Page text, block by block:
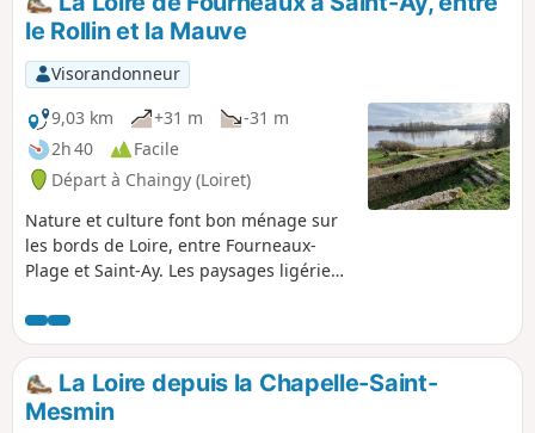
le Rollin et la Mauve
Visorandonneur
9,03 km
+31 m
-31 m
2h 40
Facile
Départ à Chaingy (Loiret)
Nature et culture font bon ménage sur
les bords de Loire, entre Fourneaux-
Plage et Saint-Ay. Les paysages ligériens
d'une telle beauté, parfois
époustouflante, qu'on peut aisément
comprendre pourquoi évêques
d'Orléans comme hommes de lettres
célébrissimes y vinrent en villégiature.
La Loire depuis la Chapelle-Saint-
Mesmin